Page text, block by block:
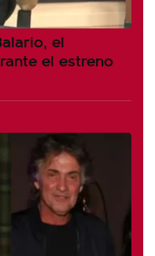
el
el estreno